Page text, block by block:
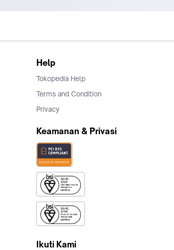
Help
Tokopedia Help
Terms and Condition
Privacy
Keamanan & Privasi
Ikuti Kami